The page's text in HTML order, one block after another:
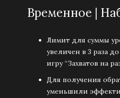
Временное |
Лимит для суммы
увеличен в 3 раза
игру “Захватов на
Для получения
уменьшили